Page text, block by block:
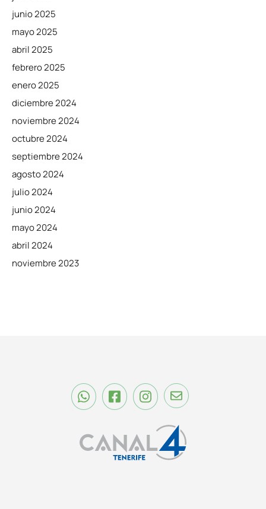
junio 2025
mayo 2025
abril 2025
febrero 2025
enero 2025
diciembre 2024
noviembre 2024
octubre 2024
septiembre 2024
agosto 2024
julio 2024
junio 2024
mayo 2024
abril 2024
noviembre 2023